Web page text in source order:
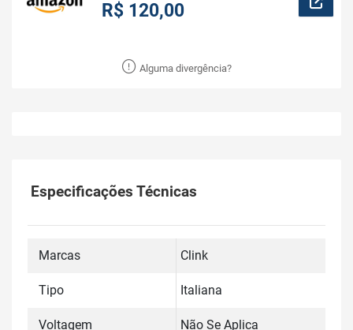
R$ 120,00
Alguma divergência?
Especificações Técnicas
Marcas Clink
Tipo Italiana
Voltagem Não Se Aplica